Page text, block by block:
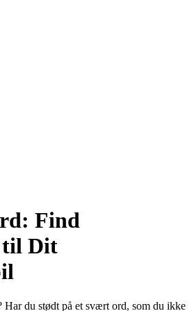
Find
til Dit
Har du stødt på et svært ord, som du ikke